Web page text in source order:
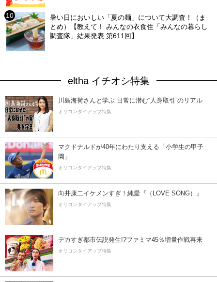
暑い日においしい「夏の麺」について大調査！（ま
とめ）【教えて！ みんなの衣食住「みんなの暮らし
調査隊」結果発表 第611回】
eltha イチオシ特集
川島海荷さんと学ぶ 日常に潜む“人身取引”のリアル
オリコンタイアップ特集
マクドナルドが40年にわたり支える「小学生の甲子
園」
オリコンタイアップ特集
向井康二イケメンすぎ！純愛『（LOVE SONG）』
オリコンタイアップ特集
デカすぎ都市伝説発生!?ファミマ45％増量作戦再来
オリコンタイアップ特集